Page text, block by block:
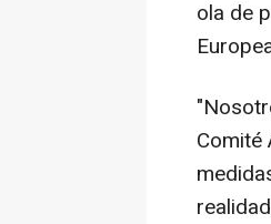
ola de
Comité